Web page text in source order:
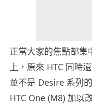
正當大家的焦點都集
上，原來 HTC 同時
並不是 Desire 系列
HTC One (M8) 加以